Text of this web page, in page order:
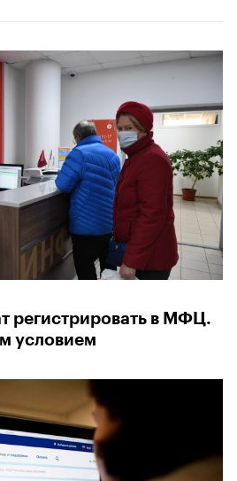
регистрировать в МФЦ.
условием